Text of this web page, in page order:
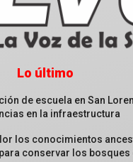
Lo último
de escuela en San
en la infraestructura
los conocimientos
conservar los bosques